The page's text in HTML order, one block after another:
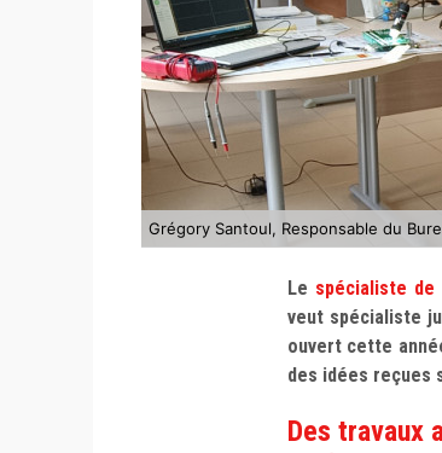
Grégory Santoul, Responsable du
Le spécialiste de
veut spécialiste
ouvert cette
des idées reçues
Des travaux